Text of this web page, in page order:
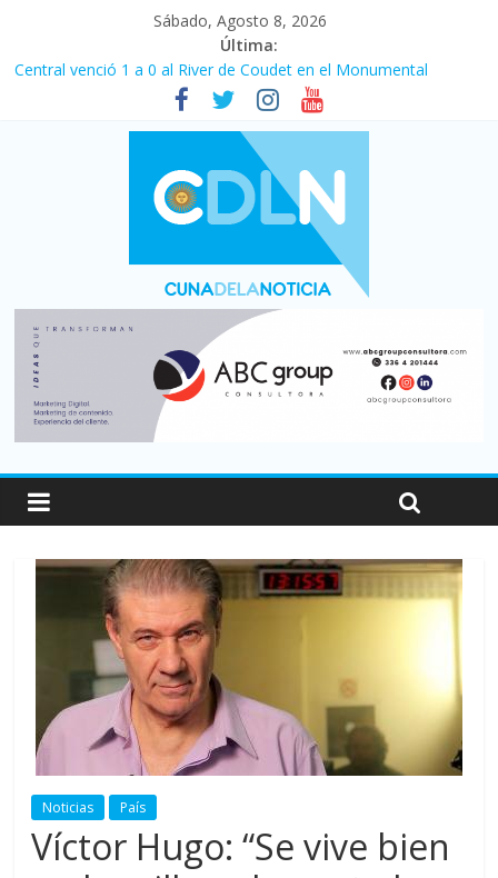
Sábado, Agosto 8, 2026
Última:
Central venció 1 a 0 al River de Coudet en el Monumental
La morosidad alcanzó su nivel más alto en dos décadas y ya
afecta a 400 mil deudores en Santa Fe
Desde que asumió Milei cerraron 41.000 kioscos: el sector
denuncia crisis como en 2001
Vacaciones de invierno con más movimiento y consumo
turístico: 4,6 millones de personas viajaron por el país, un 5,9%
Fuerte caída de la venta de autos usados en julio: bajó un 12,6%
Noticias País
Víctor Hugo: “Se vive bien